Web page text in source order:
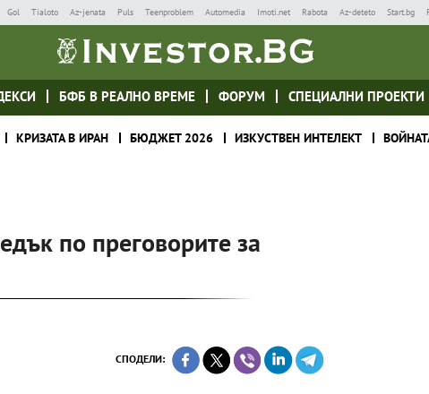
Gol Tialoto Az-jenata Puls Teenproblem Automedia Imoti.net Rabota Az-deteto Start.bg
БФБ В РЕАЛНО ВРЕМЕ ФОРУМ СПЕЦИАЛНИ ПРОЕКТИ
КРИЗАТА В ИРАН БЮДЖЕТ 2026 ИЗКУСТВЕН ИНТЕЛЕКТ
по преговорите за
СПОДЕЛИ: